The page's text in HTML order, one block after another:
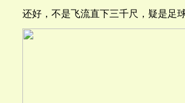
还好，不是飞流直下三千尺，疑是足